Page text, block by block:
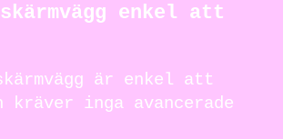
enkel att
är enkel att
kräver inga avancerade